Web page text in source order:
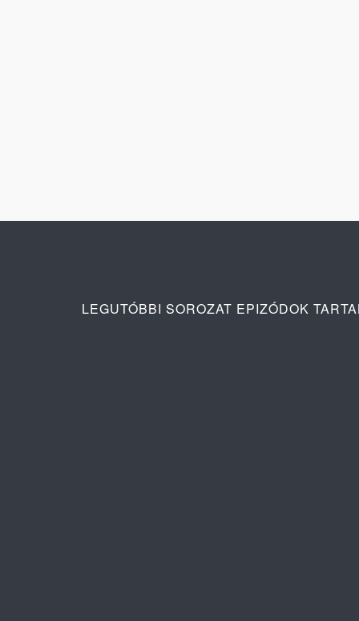
LEGUTÓBBI SOROZAT EPIZÓDOK